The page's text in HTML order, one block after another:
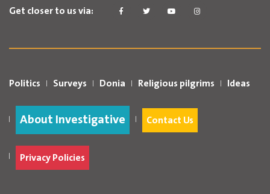
Get closer to us via:
Politics Surveys Donia Religious pilgrims Ideas
About Investigative Contact Us
Privacy Policies